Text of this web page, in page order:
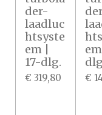
der-
laadluc
htsyste
em |
17-dlg.
€ 319,80 €